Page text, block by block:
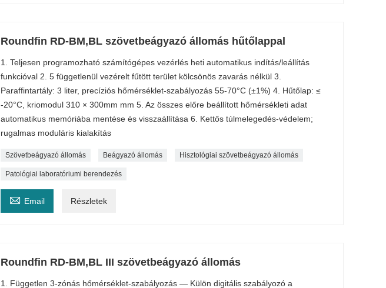
Roundfin RD-BM,BL szövetbeágyazó állomás hűtőlappal
1. Teljesen programozható számítógépes vezérlés heti automatikus indítás/leállítás
funkcióval 2. 5 függetlenül vezérelt fűtött terület kölcsönös zavarás nélkül 3.
Paraffintartály: 3 liter, precíziós hőmérséklet-szabályozás 55-70°C (±1%) 4. Hűtőlap: ≤
-20°C, kriomodul 310 × 300mm mm 5. Az összes előre beállított hőmérsékleti adat
automatikus memóriába mentése és visszaállítása 6. Kettős túlmelegedés-védelem;
rugalmas moduláris kialakítás
Szövetbeágyazó állomás Beágyazó állomás Hisztológiai szövetbeágyazó állomás
Patológiai laboratóriumi berendezés
 Email Részletek
Roundfin RD-BM,BL III szövetbeágyazó állomás
1. Független 3-zónás hőmérséklet-szabályozás — Külön digitális szabályozó a